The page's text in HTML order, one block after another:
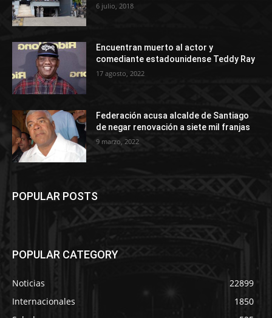
6 julio, 2018
Encuentran muerto al actor y
comediante estadounidense Teddy Ray
17 agosto, 2022
Federación acusa alcalde de Santiago
de negar renovación a siete mil franjas
9 marzo, 2022
POPULAR POSTS
POPULAR CATEGORY
Noticias
22899
Internacionales
1850